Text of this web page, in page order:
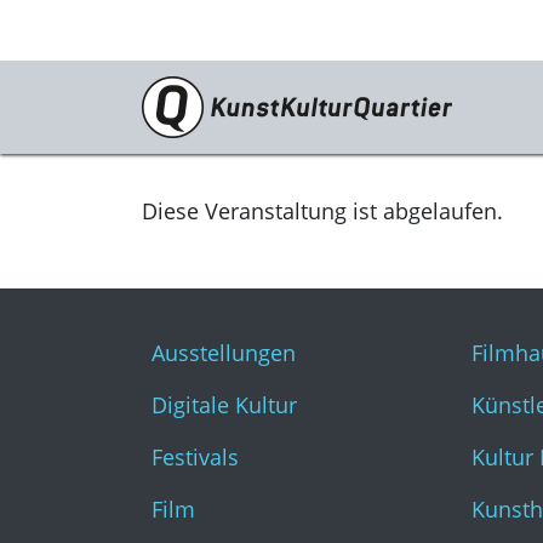
Programm
Ausstellungen
Film
Literatur & Diskurs
Musik
Diese Veranstaltung ist abgelaufen.
Ausstellungen
Digitale Kultur
Festivals
Film
Kultur